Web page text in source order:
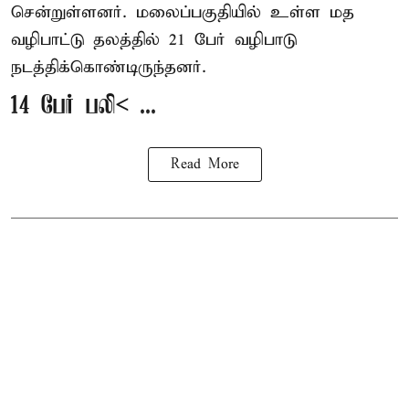
சென்றுள்ளனர். மலைப்பகுதியில் உள்ள மத
வழிபாட்டு தலத்தில் 21 பேர் வழிபாடு
நடத்திக்கொண்டிருந்தனர்.
14 பேர் பலி< ...
Read More